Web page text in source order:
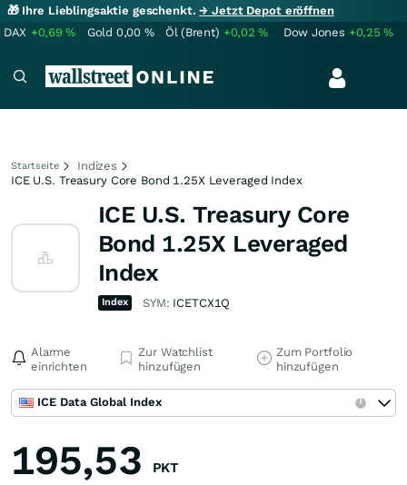
🎁 Ihre Lieblingsaktie geschenkt.→ Jetzt Depot eröffnen
DAX +0,69% Gold 0,00 % Öl (Brent) +0,02% Dow Jones +0,25%
Startseite
Indizes
ICE U.S. Treasury Core Bond 1.25X Leveraged Index
ICE U.S. Treasury Core
Bond 1.25X Leveraged
Index
Index SYM: ICETCX1Q
Alarme
einrichten
Zur Watchlist
hinzufügen
Zum Portfolio
hinzufügen
ICE Data Global Index
195,53 PKT